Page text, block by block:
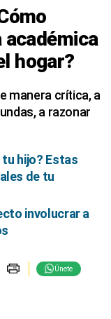
hogar?
manera crítica, a
a razonar
hijo? Estas
de tu
involucrar a
Únete